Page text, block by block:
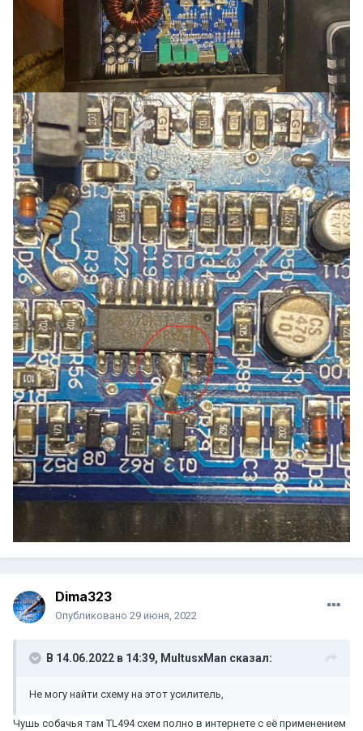
Dima323
Опубликовано 29 июня, 2022
В 14.06.2022 в 14:39, MultusxMan сказал:
Не могу найти схему на этот усилитель,
Чушь собачья там TL494 схем полно в интернете с её применением